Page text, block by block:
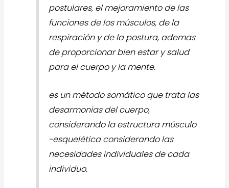
postulares, el mejoramiento de las
funciones de los músculos, de la
respiración y de la postura, ademas
de proporcionar bien estar y salud
para el cuerpo y la mente.
es un método somático que trata las
desarmonias del cuerpo,
considerando la estructura músculo
-esquelética considerando las
necesidades individuales de cada
individuo.